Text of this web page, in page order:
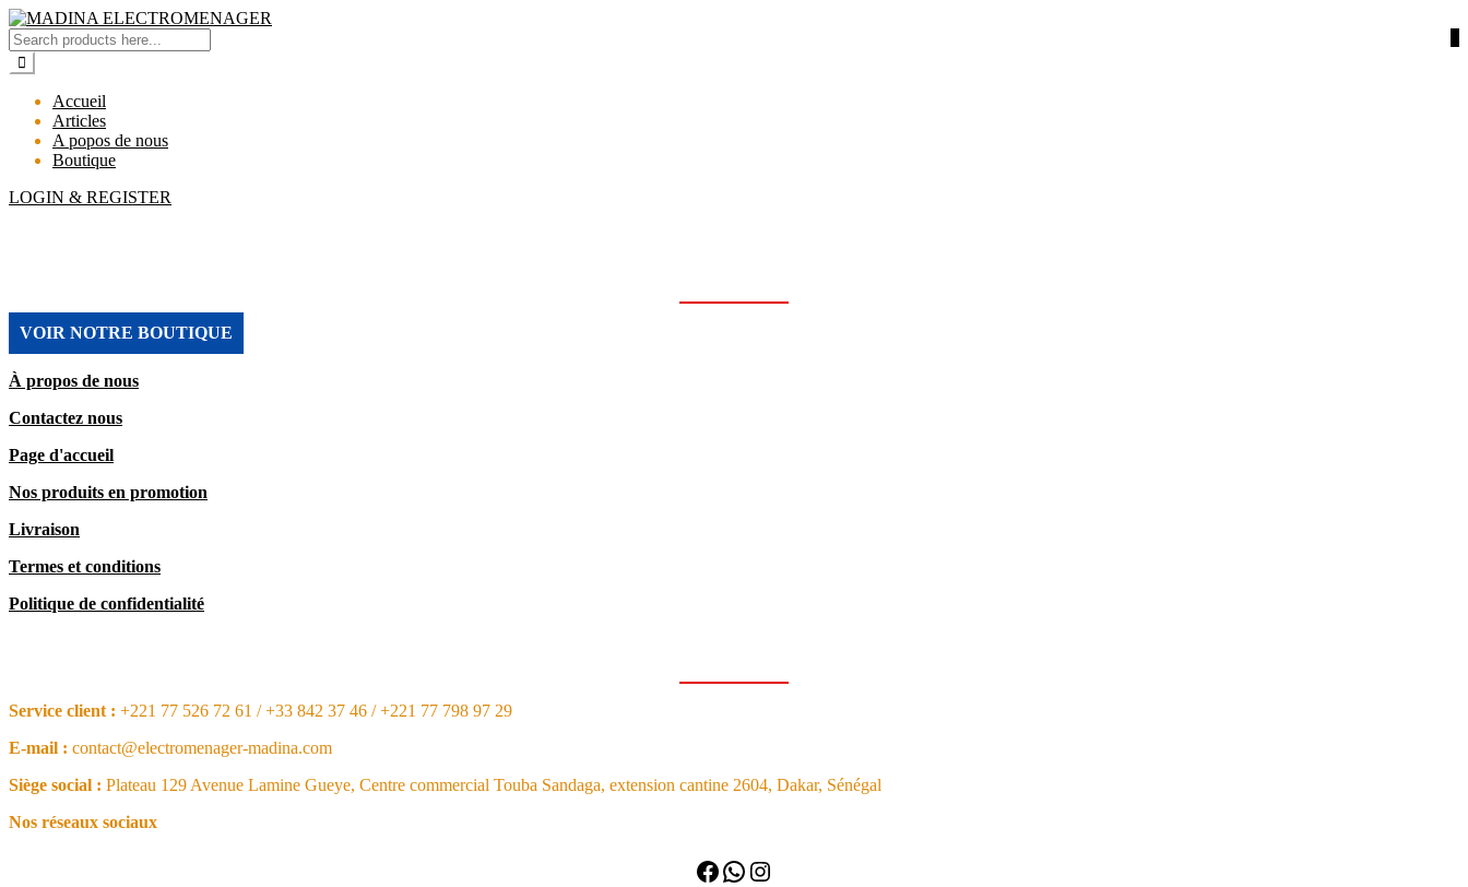
Accueil
Articles
A popos de nous
Boutique
LOGIN & REGISTER
VOIR NOTRE BOUTIQUE
À propos de nous
Contactez nous
Page d'accueil
Nos produits en promotion
Livraison
Termes et conditions
Politique de confidentialité
Service client : +221 77 526 72 61 / +33 842 37 46 / +221 77 798 97 29
E-mail : contact@electromenager-madina.com
Siège social : Plateau 129 Avenue Lamine Gueye, Centre commercial Touba Sandaga, extension cantine 2604, Dakar, Sénégal
Nos réseaux sociaux
Facebook
WhatsApp
Instagram